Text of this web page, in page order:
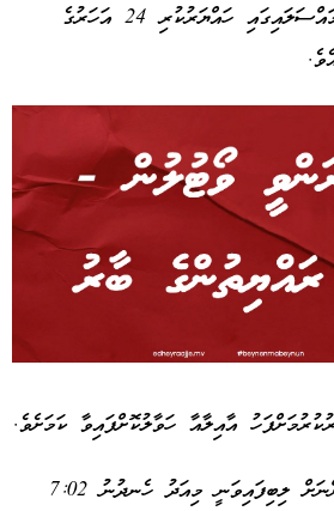
ބިއްލޫރިގަނޑުތަކެއް ތަޅާލި މައްސަލައިގައި ހައްޔަރުކުރި 24 އަހަރުގެ
އާއިލާއާ ހަވާލުކޮށްފައިވާ ކަމަށެވެ.
މި ހާދިސާގެ ރިޕޯޓު ފުލުހުންނަށް ލިބިފައިވަނީ މިއަދު ހެނދުނު 7:02